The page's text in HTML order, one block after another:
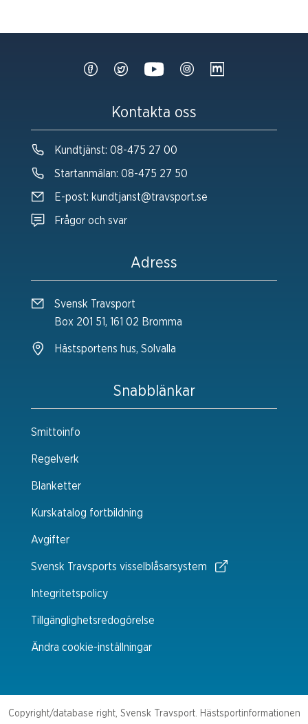
Snabblänkar
Smittoinfo
Regelverk
Blanketter
Kurskatalog fortbildning
Avgifter
Svensk Travsports visselblåsarsystem
Integritetspolicy
Tillgänglighetsredogörelse
Ändra cookie-inställningar
Kontakta oss
Kundtjänst: 08-475 27 00
Startanmälan: 08-475 27 50
E-post: kundtjanst@travsport.se
Frågor och svar
Adress
Svensk Travsport
Box 201 51, 161 02 Bromma
Hästsportens hus, Solvalla
Copyright/database right, Svensk Travsport. Hästsportinformationen